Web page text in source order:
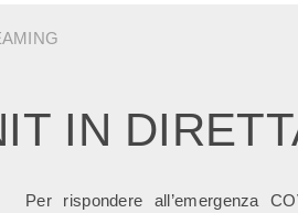
IN
Per rispondere all’emergenza